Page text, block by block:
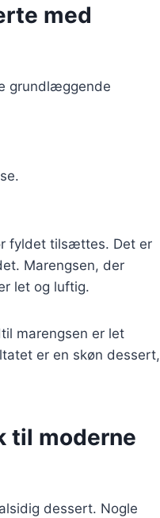
med
grundlæggende
fyldet tilsættes. Det er
Marengsen, der
let og luftig.
marengsen er let
er en skøn dessert,
til moderne
dessert. Nogle